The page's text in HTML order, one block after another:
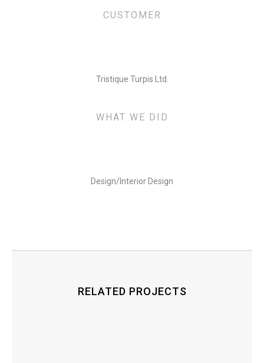
CUSTOMER
Tristique Turpis Ltd.
WHAT WE DID
Design/Interior Design
RELATED PROJECTS